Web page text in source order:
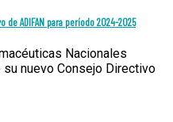
ADIFAN para período 2024-2025
Nacionales
nuevo Consejo Directivo